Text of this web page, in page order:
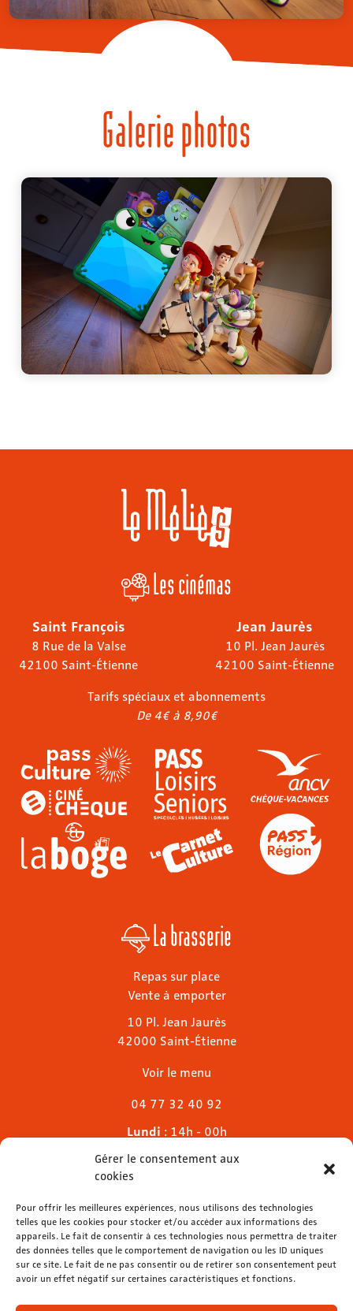
Gérer le consentement aux
cookies
Pour offrir les meilleures expériences, nous utilisons des technologies
telles que les cookies pour stocker et/ou accéder aux informations des
appareils. Le fait de consentir à ces technologies nous permettra de traiter
des données telles que le comportement de navigation ou les ID uniques
sur ce site. Le fait de ne pas consentir ou de retirer son consentement peut
avoir un effet négatif sur certaines caractéristiques et fonctions.
Galerie photos
Les cinémas
Saint François
8 Rue de la Valse
42100 Saint-Étienne
Jean Jaurès
10 Pl. Jean Jaurès
42100 Saint-Étienne
Tarifs spéciaux et abonnements
De 4€ à 8,90€
La brasserie
Repas sur place
Vente à emporter
10 Pl. Jean Jaurès
42000 Saint-Étienne
Voir le menu
04 77 32 40 92
Lundi : 14h - 00h
Mardi & mercredi
Jeudi
Dimanche: 11h - 00h